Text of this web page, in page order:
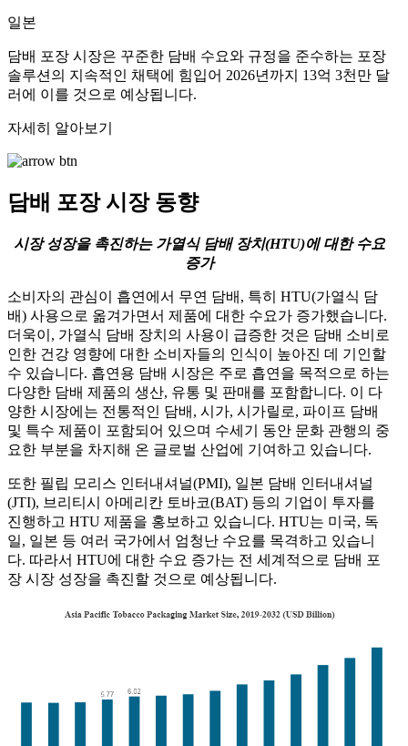
일본
담배 포장 시장은 꾸준한 담배 수요와 규정을 준수하는 포장
솔루션의 지속적인 채택에 힘입어 2026년까지 13억 3천만 달
러에 이를 것으로 예상됩니다.
자세히 알아보기
담배 포장 시장 동향
시장 성장을 촉진하는 가열식 담배 장치(HTU)에 대한 수요
증가
소비자의 관심이 흡연에서 무연 담배, 특히 HTU(가열식 담
배) 사용으로 옮겨가면서 제품에 대한 수요가 증가했습니다.
더욱이, 가열식 담배 장치의 사용이 급증한 것은 담배 소비로
인한 건강 영향에 대한 소비자들의 인식이 높아진 데 기인할
수 있습니다. 흡연용 담배 시장은 주로 흡연을 목적으로 하는
다양한 담배 제품의 생산, 유통 및 판매를 포함합니다. 이 다
양한 시장에는 전통적인 담배, 시가, 시가릴로, 파이프 담배
및 특수 제품이 포함되어 있으며 수세기 동안 문화 관행의 중
요한 부분을 차지해 온 글로벌 산업에 기여하고 있습니다.
또한 필립 모리스 인터내셔널(PMI), 일본 담배 인터내셔널
(JTI), 브리티시 아메리칸 토바코(BAT) 등의 기업이 투자를
진행하고 HTU 제품을 홍보하고 있습니다. HTU는 미국, 독
일, 일본 등 여러 국가에서 엄청난 수요를 목격하고 있습니
다. 따라서 HTU에 대한 수요 증가는 전 세계적으로 담배 포
장 시장 성장을 촉진할 것으로 예상됩니다.